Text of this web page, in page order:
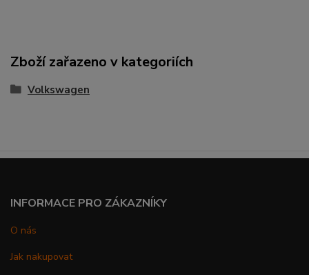
Zboží zařazeno v kategoriích
Volkswagen
INFORMACE PRO ZÁKAZNÍKY
O nás
Jak nakupovat